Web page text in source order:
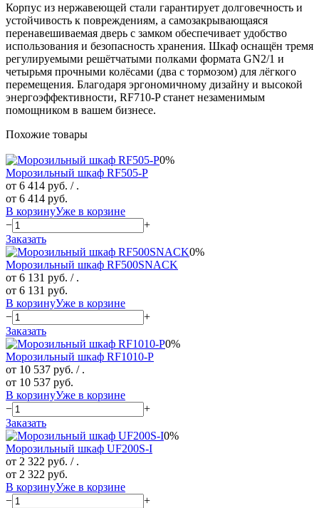
Корпус из нержавеющей стали гарантирует долговечность и
устойчивость к повреждениям, а самозакрывающаяся
перенавешиваемая дверь с замком обеспечивает удобство
использования и безопасность хранения. Шкаф оснащён тремя
регулируемыми решётчатыми полками формата GN2/1 и
четырьмя прочными колёсами (два с тормозом) для лёгкого
перемещения. Благодаря эргономичному дизайну и высокой
энергоэффективности, RF710-P станет незаменимым
помощником в вашем бизнесе.
Похожие товары
0%
Морозильный шкаф RF505-P
от 6 414 руб. / .
от 6 414 руб.
В корзинуУже в корзине
−
+
Заказать
0%
Морозильный шкаф RF500SNACK
от 6 131 руб. / .
от 6 131 руб.
В корзинуУже в корзине
−
+
Заказать
0%
Морозильный шкаф RF1010-P
от 10 537 руб. / .
от 10 537 руб.
В корзинуУже в корзине
−
+
Заказать
0%
Морозильный шкаф UF200S-I
от 2 322 руб. / .
от 2 322 руб.
В корзинуУже в корзине
−
+